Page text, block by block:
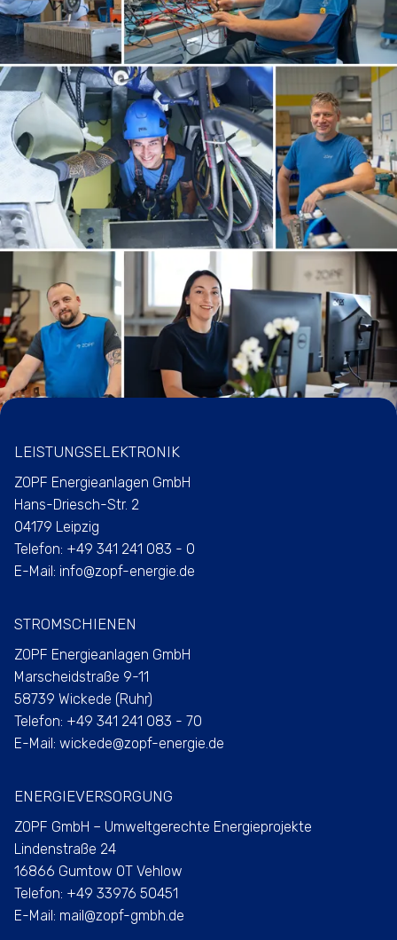
LEISTUNGSELEKTRONIK
ZOPF Energieanlagen GmbH
Hans-Driesch-Str. 2
04179 Leipzig
Telefon: +49 341 241 083 - 0
E-Mail: info@zopf-energie.de
STROMSCHIENEN
ZOPF Energieanlagen GmbH
Marscheidstraße 9-11
58739 Wickede (Ruhr)
Telefon: +49 341 241 083 - 70
E-Mail: wickede@zopf-energie.de
ENERGIEVERSORGUNG
ZOPF GmbH – Umweltgerechte Energieprojekte
Lindenstraße 24
16866 Gumtow OT Vehlow
Telefon: +49 33976 50451
E-Mail: mail@zopf-gmbh.de